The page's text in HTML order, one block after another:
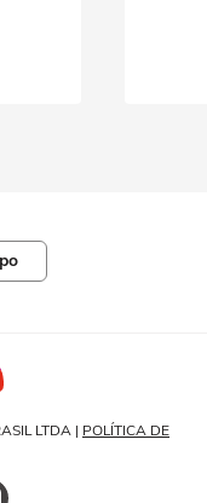
LTDA | POLÍTICA DE